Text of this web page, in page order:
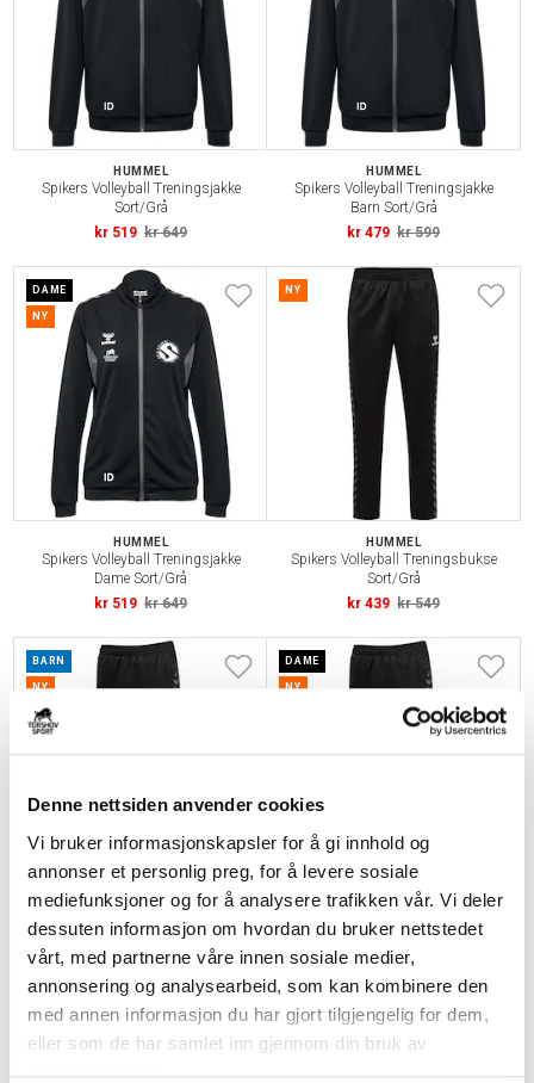
Denne nettsiden anvender cookies
Vi bruker informasjonskapsler for å gi innhold og
annonser et personlig preg, for å levere sosiale
mediefunksjoner og for å analysere trafikken vår. Vi deler
dessuten informasjon om hvordan du bruker nettstedet
vårt, med partnerne våre innen sosiale medier,
annonsering og analysearbeid, som kan kombinere den
med annen informasjon du har gjort tilgjengelig for dem,
eller som de har samlet inn gjennom din bruk av
HUMMEL
Spikers Volleyball Treningsjakke
Sort/Grå
kr 519 kr 649
HUMMEL
Spikers Volleyball Treningsjakke
Barn Sort/Grå
kr 479 kr 599
DAME
NY
HUMMEL
Spikers Volleyball Treningsjakke
Dame Sort/Grå
kr 519 kr 649
NY
HUMMEL
Spikers Volleyball Treningsbukse
Sort/Grå
kr 439 kr 549
BARN
NY
HUMMEL
Spikers Volleyball Treningsbukse
Barn Sort/Grå
DAME
NY
Spikers Volleyball Treningsbukse
Dame Sort/Grå